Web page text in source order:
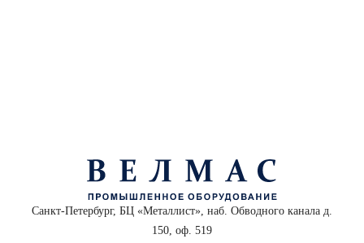
Санкт-Петербург, БЦ «Металлист», наб. Обводного канала д.
150, оф. 519